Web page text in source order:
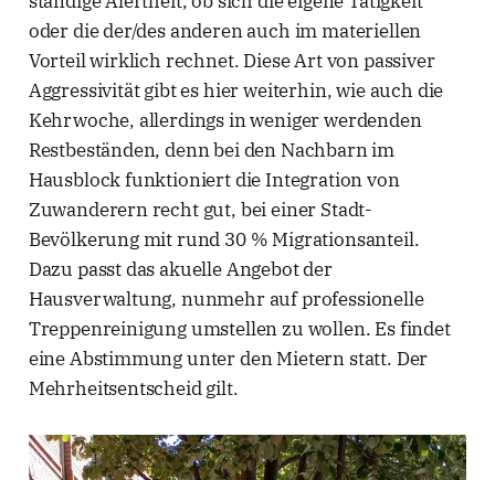
oder die der/des anderen auch im materiellen
Vorteil wirklich rechnet. Diese Art von passiver
Aggressivität gibt es hier weiterhin, wie auch die
Kehrwoche, allerdings in weniger werdenden
Restbeständen, denn bei den Nachbarn im
Hausblock funktioniert die Integration von
Zuwanderern recht gut, bei einer Stadt-
Bevölkerung mit rund 30 % Migrationsanteil.
Dazu passt das akuelle Angebot der
Hausverwaltung, nunmehr auf professionelle
Treppenreinigung umstellen zu wollen. Es findet
eine Abstimmung unter den Mietern statt. Der
Mehrheitsentscheid gilt.